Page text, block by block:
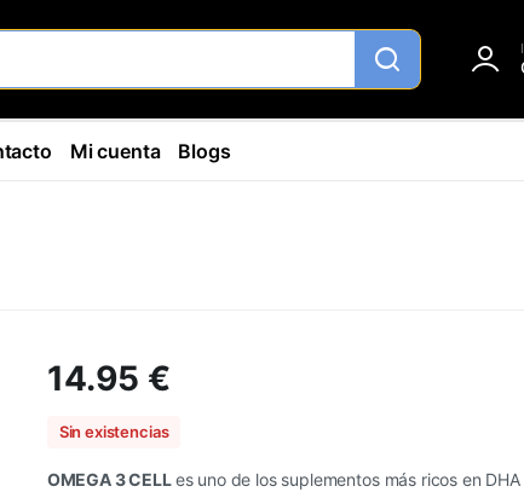
Mi cuenta Blogs
14.95 €
Sin existencias
OMEGA 3 CELLes uno de los suplementos más ricos en